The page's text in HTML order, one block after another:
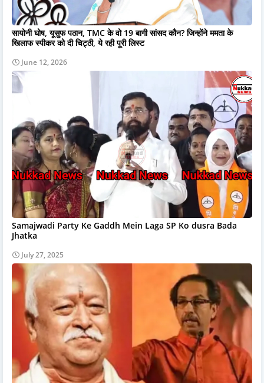
सायोनी घोष, यूसुफ पठान, TMC के वो 19 बागी सांसद कौन? जिन्होंने ममता के
खिलाफ स्पीकर को दी चिट्ठी, ये रही पूरी लिस्ट
June 12, 2026
Samajwadi Party Ke Gaddh Mein Laga SP Ko dusra Bada
Jhatka
July 27, 2025